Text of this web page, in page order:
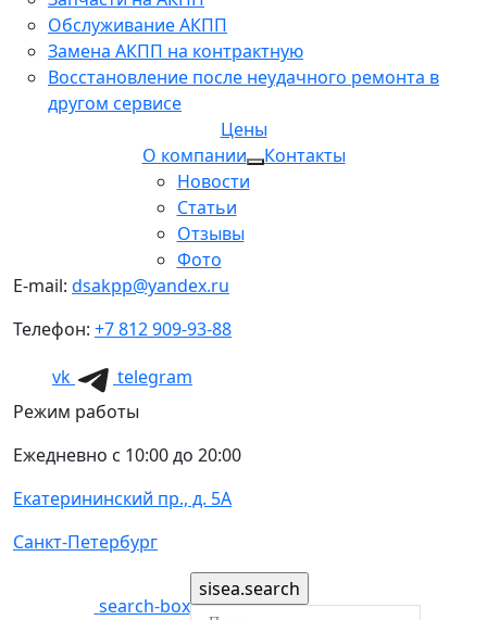
Обслуживание АКПП
Замена АКПП на контрактную
Восстановление после неудачного ремонта в
другом сервисе
Цены
О компании
Новости
Статьи
Отзывы
Фото
Контакты
E-mail: dsakpp@yandex.ru
Телефон: +7 812 909-93-88
vk
telegram
Режим работы
Ежедневно с 10:00 до 20:00
Екатерининский пр., д. 5А
Санкт-Петербург
search-box